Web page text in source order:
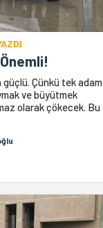
güçlü. Çünkü tek adam
ve büyütmek
olarak çökecek. Bu